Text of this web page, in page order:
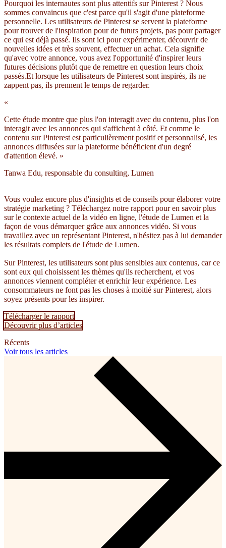
Pourquoi les internautes sont plus attentifs sur Pinterest ? Nous
sommes convaincus que c'est parce qu'il s'agit d'une plateforme
personnelle. Les utilisateurs de Pinterest se servent la plateforme
pour trouver de l'inspiration pour de futurs projets, pas pour partager
ce qui est déjà passé. Ils sont ici pour expérimenter, découvrir de
nouvelles idées et très souvent, effectuer un achat. Cela signifie
qu'avec votre annonce, vous avez l'opportunité d'inspirer leurs
futures décisions plutôt que de remettre en question leurs choix
passés.Et lorsque les utilisateurs de Pinterest sont inspirés, ils ne
zappent pas, ils prennent le temps de regarder.
«
Cette étude montre que plus l'on interagit avec du contenu, plus l'on
interagit avec les annonces qui s'affichent à côté. Et comme le
contenu sur Pinterest est particulièrement positif et personnalisé, les
annonces diffusées sur la plateforme bénéficient d'un degré
d'attention élevé. »
Tanwa Edu, responsable du consulting, Lumen
Vous voulez encore plus d'insights et de conseils pour élaborer votre
stratégie marketing ? Téléchargez notre rapport pour en savoir plus
sur le contexte actuel de la vidéo en ligne, l'étude de Lumen et la
façon de vous démarquer grâce aux annonces vidéo. Si vous
travaillez avec un représentant Pinterest, n'hésitez pas à lui demander
les résultats complets de l'étude de Lumen.
Sur Pinterest, les utilisateurs sont plus sensibles aux contenus, car ce
sont eux qui choisissent les thèmes qu'ils recherchent, et vos
annonces viennent compléter et enrichir leur expérience. Les
consommateurs ne font pas les choses à moitié sur Pinterest, alors
soyez présents pour les inspirer.
Télécharger le rapport
Découvrir plus d’articles
Récents
Voir tous les articles